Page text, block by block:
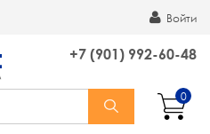
Войти
+7 (901) 992-60-48
0